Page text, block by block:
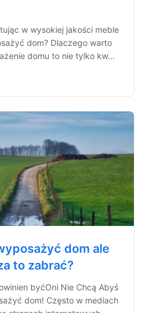
w wysokiej jakości meble
dom? Dlaczego warto
domu to nie tylko kw...
dom ale
to zabrać?
byćOni Nie Chcą Abyś
dom! Często w mediach